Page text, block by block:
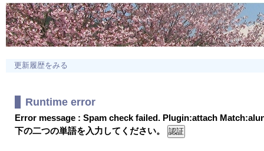
更新履歴をみる
Runtime error
Error message : Spam check failed. Plugin:attach
下の二つの単語を入力してください。